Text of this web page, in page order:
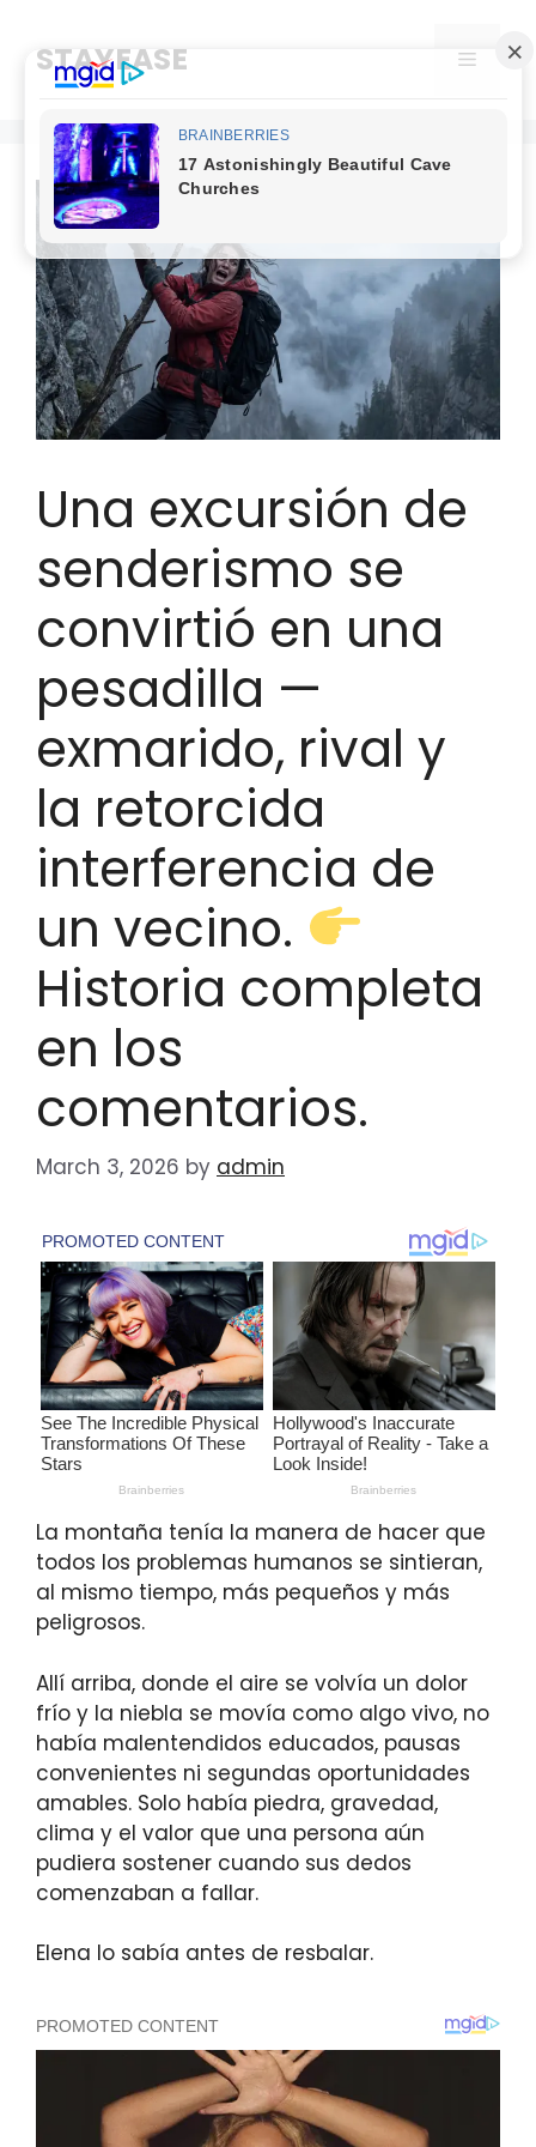
content
STAYEASE Menu
Una excursión de
senderismo se
convirtió en una
pesadilla —
exmarido, rival y
la retorcida
interferencia de
un vecino.
Historia completa
en los
comentarios.
March 3, 2026 by admin
La montaña tenía la manera de hacer que
todos los problemas humanos se sintieran,
al mismo tiempo, más pequeños y más
peligrosos.
Allí arriba, donde el aire se volvía un dolor
frío y la niebla se movía como algo vivo, no
había malentendidos educados, pausas
convenientes ni segundas oportunidades
amables. Solo había piedra, gravedad,
clima y el valor que una persona aún
pudiera sostener cuando sus dedos
comenzaban a fallar.
Elena lo sabía antes de resbalar.